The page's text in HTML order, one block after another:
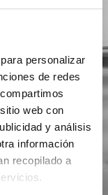
personalizar
de redes
web con
y análisis
información
recopilado a